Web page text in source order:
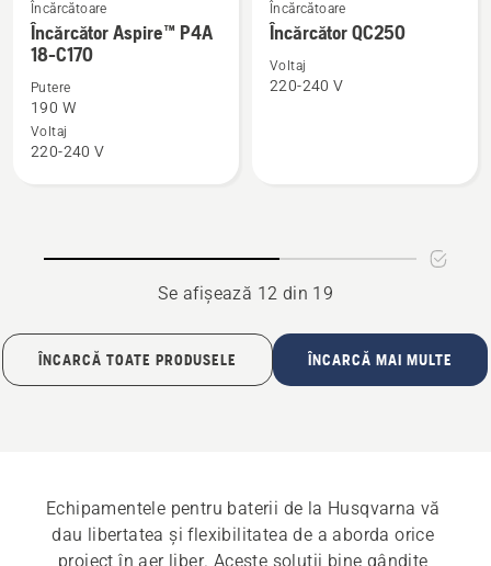
Vezi
mai
multe
detalii
despre
Încărcător
Încărcătoare
Încărcător Aspire™ P4A
18-C170
Putere
190 W
Voltaj
220-240 V
Vezi
mai
multe
detalii
Încărcătoare
Încărcător QC250
Voltaj
220-240 V
Se afișează 12 din 19
ÎNCARCĂ TOATE PRODUSELE ÎNCARCĂ MAI MULTE
Echipamentele pentru baterii de la Husqvarna vă
dau libertatea și flexibilitatea de a aborda orice
proiect în aer liber. Aceste soluții bine gândite